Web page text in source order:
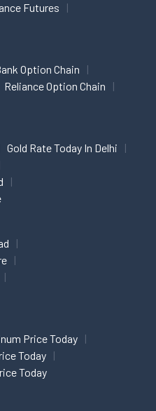
Futures
Option Chain
Reliance Option Chain
Gold Rate Today In Delhi
Price Today
Today
Today